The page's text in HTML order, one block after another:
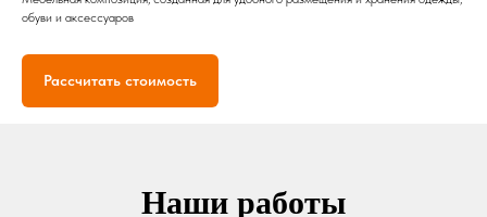
обуви и аксессуаров
Рассчитать стоимость
Наши работы